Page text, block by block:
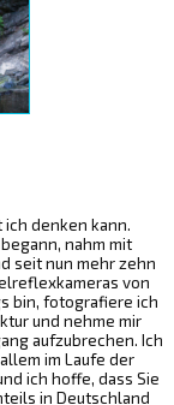
denken kann.
nahm mit
seit nun mehr zehn
von
bin, fotografiere ich
und nehme mir
aufzubrechen. Ich
im Laufe der
ich hoffe, dass Sie
in Deutschland